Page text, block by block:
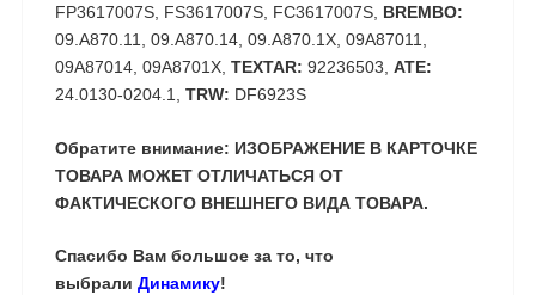
FP3617007S, FS3617007S, FC3617007S, BREMBO:
09.A870.11, 09.A870.14, 09.A870.1X, 09A87011,
09A87014, 09A8701X, TEXTAR: 92236503, ATE:
24.0130-0204.1, TRW: DF6923S
Обратите внимание: ИЗОБРАЖЕНИЕ В КАРТОЧКЕ
ТОВАРА МОЖЕТ ОТЛИЧАТЬСЯ ОТ
ФАКТИЧЕСКОГО ВНЕШНЕГО ВИДА ТОВАРА.
Спасибо Вам большое за то, что
выбрали Динамику!